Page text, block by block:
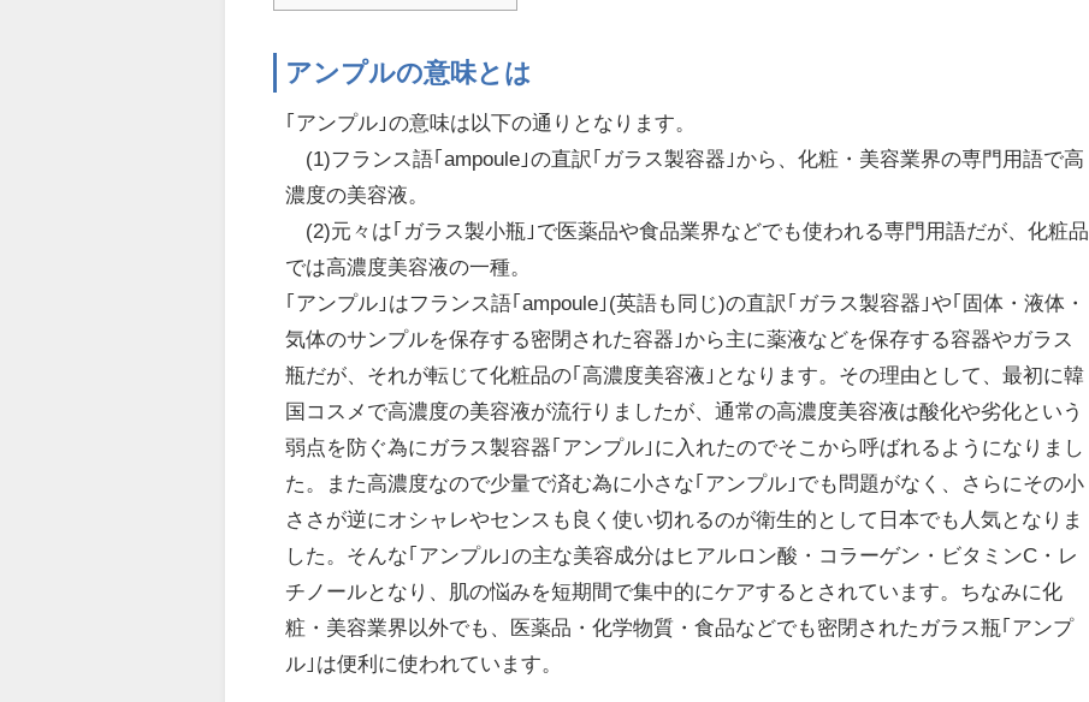
アンプルの意味とは
｢アンプル｣の意味は以下の通りとなります。
(1)フランス語｢ampoule｣の直訳｢ガラス製容器｣から、化粧・美容業界の専門用語で高
濃度の美容液。
(2)元々は｢ガラス製小瓶｣で医薬品や食品業界などでも使われる専門用語だが、化粧品
では高濃度美容液の一種。
｢アンプル｣はフランス語｢ampoule｣(英語も同じ)の直訳｢ガラス製容器｣や｢固体・液体・
気体のサンプルを保存する密閉された容器｣から主に薬液などを保存する容器やガラス
瓶だが、それが転じて化粧品の｢高濃度美容液｣となります。その理由として、最初に韓
国コスメで高濃度の美容液が流行りましたが、通常の高濃度美容液は酸化や劣化という
弱点を防ぐ為にガラス製容器｢アンプル｣に入れたのでそこから呼ばれるようになりまし
た。また高濃度なので少量で済む為に小さな｢アンプル｣でも問題がなく、さらにその小
ささが逆にオシャレやセンスも良く使い切れるのが衛生的として日本でも人気となりま
した。そんな｢アンプル｣の主な美容成分はヒアルロン酸・コラーゲン・ビタミンC・レ
チノールとなり、肌の悩みを短期間で集中的にケアするとされています。ちなみに化
粧・美容業界以外でも、医薬品・化学物質・食品などでも密閉されたガラス瓶｢アンプ
ル｣は便利に使われています。